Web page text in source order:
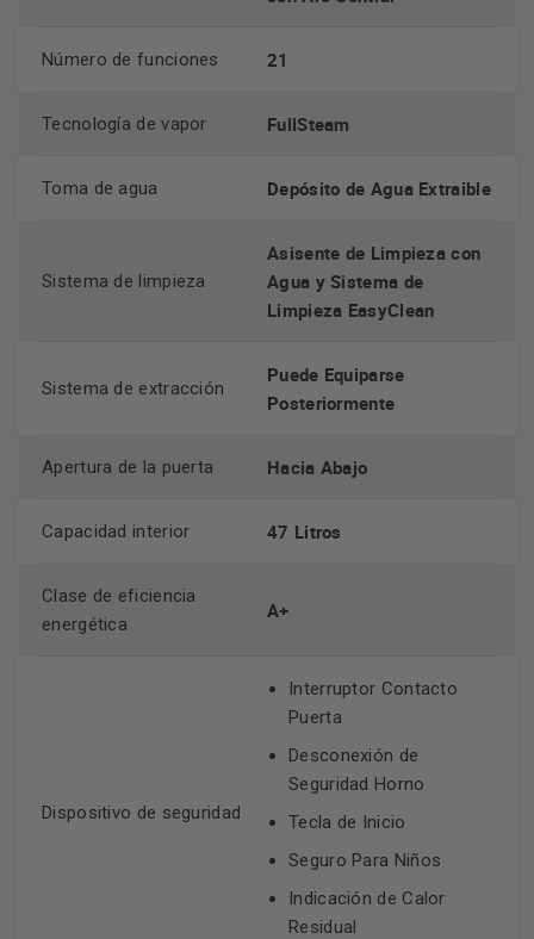
Apertura de la puerta: Hacia Abajo
Dispositivos de seguridad:
Interruptor de Contacto en la Puerta
Tecla de Inicio
Indicación de Calor Residual
Accesorios incluidos
1 x Bandeja para Vapor Perforada (Tamaño M)
1 x Bandeja para Vapor Sin Perforar (Tamaño M)
Funciones y equipamiento
Número de funciones 21
Tecnología de vapor FullSteam
Toma de agua Depósito de Agua Extraible
Sistema de limpieza
Asisente de Limpieza con
Agua y Sistema de
Limpieza EasyClean
Sistema de extracción
Puede Equiparse
Posteriormente
Apertura de la puerta Hacia Abajo
Capacidad interior 47 Litros
Clase de eficiencia
energética
A+
Dispositivo de seguridad
Interruptor Contacto
Puerta
Desconexión de
Seguridad Horno
Tecla de Inicio
Seguro Para Niños
Indicación de Calor
Residual